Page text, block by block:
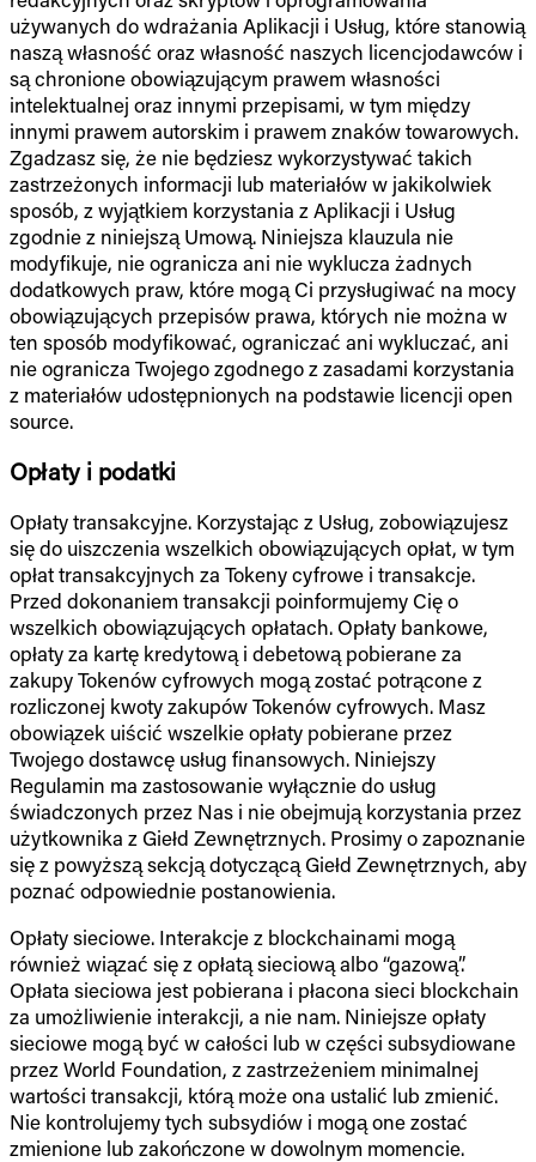
używanych do wdrażania Aplikacji i Usług, które stanowią
naszą własność oraz własność naszych licencjodawców i
są chronione obowiązującym prawem własności
intelektualnej oraz innymi przepisami, w tym między
innymi prawem autorskim i prawem znaków towarowych.
Zgadzasz się, że nie będziesz wykorzystywać takich
zastrzeżonych informacji lub materiałów w jakikolwiek
sposób, z wyjątkiem korzystania z Aplikacji i Usług
zgodnie z niniejszą Umową. Niniejsza klauzula nie
modyfikuje, nie ogranicza ani nie wyklucza żadnych
dodatkowych praw, które mogą Ci przysługiwać na mocy
obowiązujących przepisów prawa, których nie można w
ten sposób modyfikować, ograniczać ani wykluczać, ani
nie ogranicza Twojego zgodnego z zasadami korzystania
z materiałów udostępnionych na podstawie licencji open
source.
Opłaty i podatki
Opłaty transakcyjne. Korzystając z Usług, zobowiązujesz
się do uiszczenia wszelkich obowiązujących opłat, w tym
opłat transakcyjnych za Tokeny cyfrowe i transakcje.
Przed dokonaniem transakcji poinformujemy Cię o
wszelkich obowiązujących opłatach. Opłaty bankowe,
opłaty za kartę kredytową i debetową pobierane za
zakupy Tokenów cyfrowych mogą zostać potrącone z
rozliczonej kwoty zakupów Tokenów cyfrowych. Masz
obowiązek uiścić wszelkie opłaty pobierane przez
Twojego dostawcę usług finansowych. Niniejszy
Regulamin ma zastosowanie wyłącznie do usług
świadczonych przez Nas i nie obejmują korzystania przez
użytkownika z Giełd Zewnętrznych. Prosimy o zapoznanie
się z powyższą sekcją dotyczącą Giełd Zewnętrznych, aby
poznać odpowiednie postanowienia.
Opłaty sieciowe. Interakcje z blockchainami mogą
również wiązać się z opłatą sieciową albo “gazową”.
Opłata sieciowa jest pobierana i płacona sieci blockchain
za umożliwienie interakcji, a nie nam. Niniejsze opłaty
sieciowe mogą być w całości lub w części subsydiowane
przez World Foundation, z zastrzeżeniem minimalnej
wartości transakcji, którą może ona ustalić lub zmienić.
Nie kontrolujemy tych subsydiów i mogą one zostać
zmienione lub zakończone w dowolnym momencie.